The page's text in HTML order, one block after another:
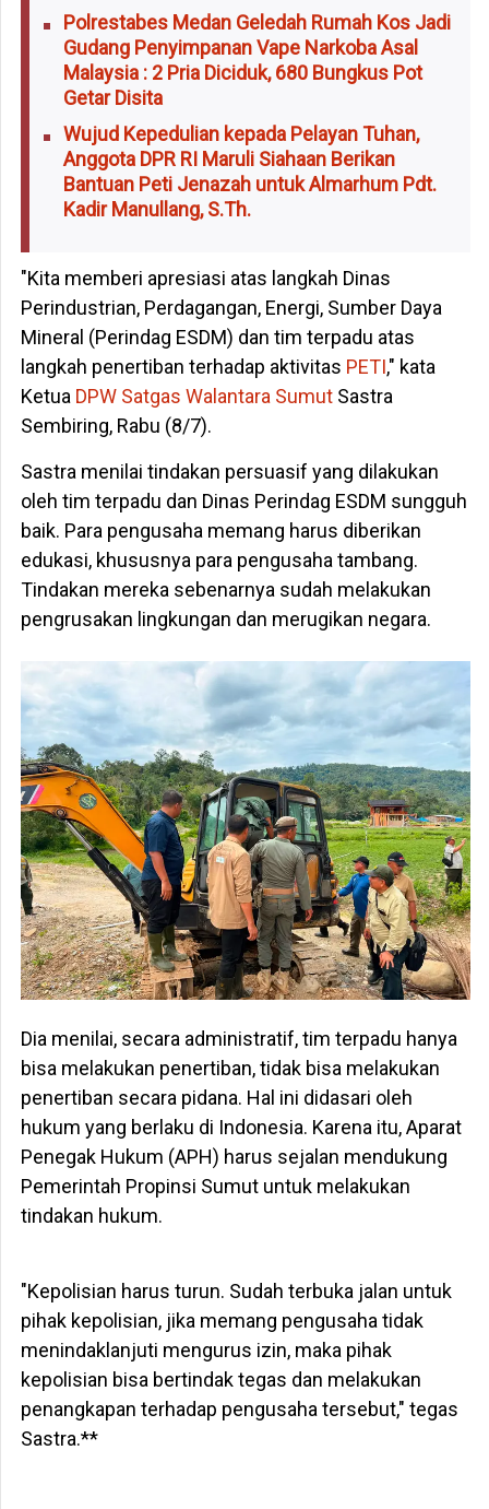
Polrestabes Medan Geledah Rumah Kos Jadi
Gudang Penyimpanan Vape Narkoba Asal
Malaysia : 2 Pria Diciduk, 680 Bungkus Pot
Getar Disita
Wujud Kepedulian kepada Pelayan Tuhan,
Anggota DPR RI Maruli Siahaan Berikan
Bantuan Peti Jenazah untuk Almarhum Pdt.
Kadir Manullang, S.Th.
"Kita memberi apresiasi atas langkah Dinas
Perindustrian, Perdagangan, Energi, Sumber Daya
Mineral (Perindag ESDM) dan tim terpadu atas
langkah penertiban terhadap aktivitas PETI," kata
KetuaDPW Satgas Walantara SumutSastra
Sembiring, Rabu (8/7).
Sastra menilai tindakan persuasif yang dilakukan
oleh tim terpadu dan Dinas Perindag ESDM sungguh
baik. Para pengusaha memang harus diberikan
edukasi, khususnya para pengusaha tambang.
Tindakan mereka sebenarnya sudah melakukan
pengrusakan lingkungan dan merugikan negara.
Dia menilai, secara administratif, tim terpadu hanya
bisa melakukan penertiban, tidak bisa melakukan
penertiban secara pidana. Hal ini didasari oleh
hukum yang berlaku di Indonesia. Karena itu, Aparat
Penegak Hukum (APH) harus sejalan mendukung
Pemerintah Propinsi Sumut untuk melakukan
tindakan hukum.
"Kepolisian harus turun. Sudah terbuka jalan untuk
pihak kepolisian, jika memang pengusaha tidak
menindaklanjuti mengurus izin, maka pihak
kepolisian bisa bertindak tegas dan melakukan
penangkapan terhadap pengusaha tersebut," tegas
Sastra.**